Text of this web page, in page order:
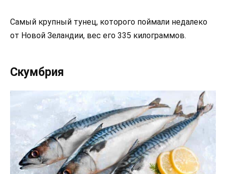
Самый крупный тунец, которого поймали недалеко
от Новой Зеландии, вес его 335 килограммов.
Скумбрия